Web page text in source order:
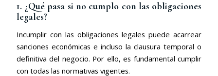
1. ¿Qué pasa si no cumplo con las obligaciones
legales?
Incumplir con las obligaciones legales puede acarrear
sanciones económicas e incluso la clausura temporal o
definitiva del negocio. Por ello, es fundamental cumplir
con todas las normativas vigentes.